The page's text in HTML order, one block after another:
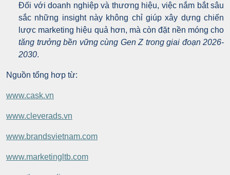
Đối với doanh nghiệp và thương hiệu, việc nắm bắt sâu
sắc những insight này không chỉ giúp xây dựng chiến
lược marketing hiệu quả hơn, mà còn đặt nền móng cho
tăng trưởng bền vững cùng Gen Z trong giai đoạn 2026-
2030.
Nguồn tổng hơp từ:
www.cask.vn
www.cleverads.vn
www.brandsvietnam.com
www.marketingltb.com